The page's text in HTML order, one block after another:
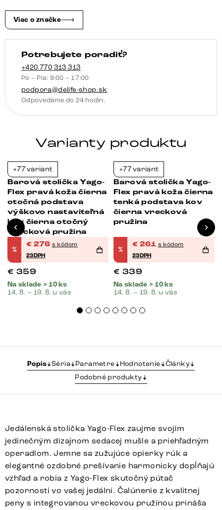
výškovo
nastaviteľná
kov
biela
vrecková
pružina
Viac o značke
Potrebujete poradiť?
+420 770 313 313
Po – Pia: 9:00 – 17:00
podpora@delife-shop.sk
Odpovedáme do 24 hodín.
Varianty produktu
+77 variant
Barová stolička Yago-
Flex pravá koža čierna
otočná podstava
výškovo nastaviteľná
kov čierna otočný
vrecková pružina
%
€ 276 s kódom
23DPH
€ 359
Na sklade > 10 ks
14. 8. – 19. 8. u vás
+77 variant
Barová stolička Yago-
Flex pravá koža čierna
tenká podstava kov
čierna vrecková
pružina
%
€ 261 s kódom
23DPH
€ 339
Na sklade > 10 ks
14. 8. – 19. 8. u vás
Popis Séria Parametre Hodnotenie
Články
Podobné produkty
Jedálenská stolička Yago-Flex zaujme svojím
jedinečným dizajnom sedacej mušle a priehľadným
operadlom. Jemne sa zužujúce opierky rúk a
elegantné ozdobné prešívanie harmonicky dopĺňajú
vzhľad a robia z Yago-Flex skutočný pútač
pozornosti vo vašej jedálni. Čalúnenie z kvalitnej
peny s integrovanou vreckovou pružinou prináša